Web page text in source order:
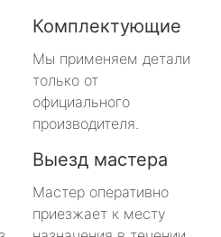
Комплектующие
Мы применяем детали
только от
официального
производителя.
Выезд мастера
Мастер оперативно
приезжает к месту